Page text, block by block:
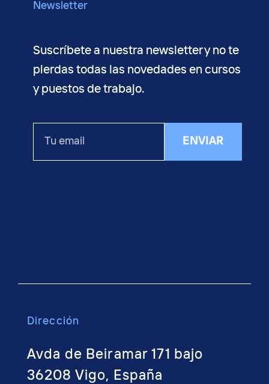
Newsletter
Suscríbete a nuestra newsletter y no te
pierdas todas las novedades en cursos
y puestos de trabajo.
ENVIAR
Dirección
Avda de Beiramar 171 bajo
36208 Vigo, España